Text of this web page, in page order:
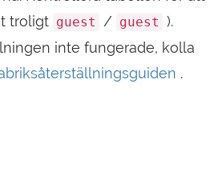
troligt guest / guest ).
inte fungerade, kolla
.